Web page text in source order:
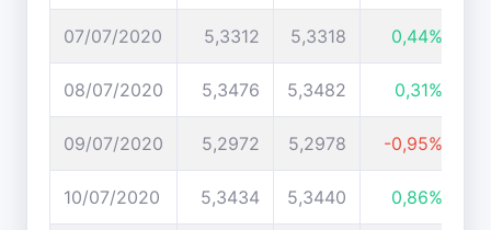
07/07/2020 5,3312 5,3318 0,44%
08/07/2020 5,3476 5,3482 0,31%
09/07/2020 5,2972 5,2978 -0,95%
10/07/2020 5,3434 5,3440 0,86%